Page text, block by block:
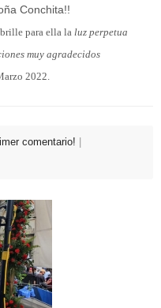
Conchita!!
brille para ella la luz perpetua
muy agradecidos
2022.
comentario!